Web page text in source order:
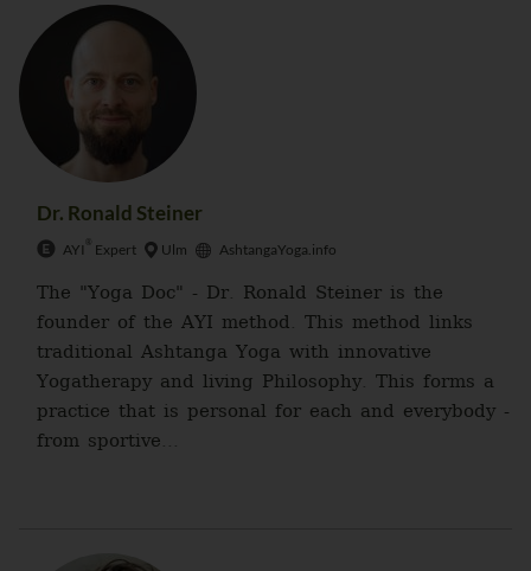
Dr. Ronald Steiner
AYI ® Expert Ulm AshtangaYoga.info
The "Yoga Doc" - Dr. Ronald Steiner is the
founder of the AYI method. This method links
traditional Ashtanga Yoga with innovative
Yogatherapy and living Philosophy. This forms a
practice that is personal for each and everybody -
from sportive...